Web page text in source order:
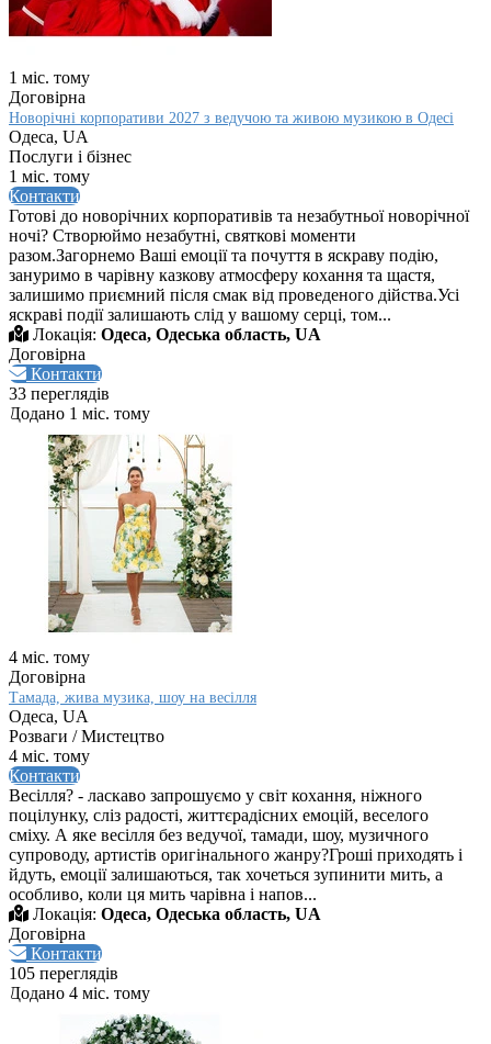
1 міс. тому
Договірна
Новорічні корпоративи 2027 з ведучою та живою музикою в Одесі
Одеса, UA
Послуги і бізнес
1 міс. тому
Контакти
Готові до новорічних корпоративів та незабутньої новорічної
ночі? Створюймо незабутні, святкові моменти
разом.Загорнемо Ваші емоції та почуття в яскраву подію,
зануримо в чарівну казкову атмосферу кохання та щастя,
залишимо приємний після смак від проведеного дійства.Усі
яскраві події залишають слід у вашому серці, том...
Локація: Одеса, Одеська область, UA
Договірна
Контакти
33 переглядів
Додано 1 міс. тому
4 міс. тому
Договірна
Тамада, жива музика, шоу на весілля
Одеса, UA
Розваги / Мистецтво
4 міс. тому
Контакти
Весілля? - ласкаво запрошуємо у світ кохання, ніжного
поцілунку, сліз радості, життєрадісних емоцій, веселого
сміху. А яке весілля без ведучої, тамади, шоу, музичного
супроводу, артистів оригінального жанру?Гроші приходять і
йдуть, емоції залишаються, так хочеться зупинити мить, а
особливо, коли ця мить чарівна і напов...
Локація: Одеса, Одеська область, UA
Договірна
Контакти
105 переглядів
Додано 4 міс. тому